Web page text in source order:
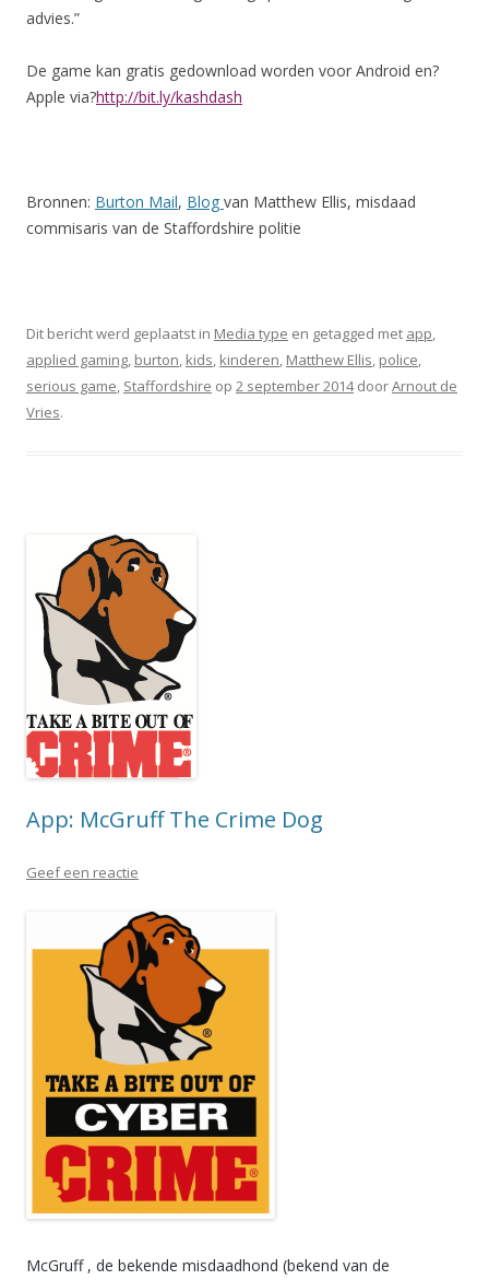
advies.”
De game kan gratis gedownload worden voor Android en?
Apple via?http://bit.ly/kashdash
Bronnen: Burton Mail, Blog van Matthew Ellis, misdaad
commisaris van de Staffordshire politie
Dit bericht werd geplaatst in Media type en getagged met app,
applied gaming, burton, kids, kinderen, Matthew Ellis, police,
serious game, Staffordshire op 2 september 2014doorArnout de
Vries.
App: McGruff The Crime Dog
Geef een reactie
McGruff , de bekende misdaadhond (bekend van de